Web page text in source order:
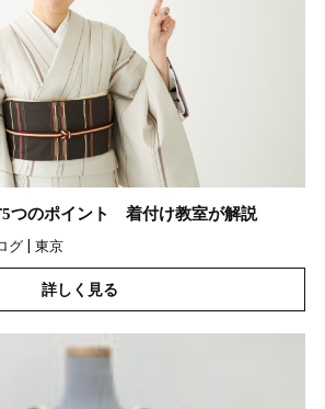
5つのポイント 着付け教室が解説
グ | 東京
詳しく見る